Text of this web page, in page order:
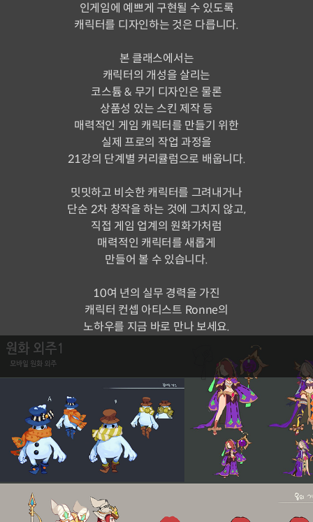
인게임에 예쁘게 구현될 수 있도록
캐릭터를 디자인하는 것은 다릅니다.
본 클래스에서는
캐릭터의 개성을 살리는
코스튬 & 무기 디자인은 물론
상품성 있는 스킨 제작 등
매력적인 게임 캐릭터를 만들기 위한
실제 프로의 작업 과정을
21강의 단계별 커리큘럼으로 배웁니다.
밋밋하고 비슷한 캐릭터를 그려내거나
단순 2차 창작을 하는 것에 그치지 않고,
직접 게임 업계의 원화가처럼
매력적인 캐릭터를 새롭게
만들어 볼 수 있습니다.
10여 년의 실무 경력을 가진
캐릭터 컨셉 아티스트 Ronne의
노하우를 지금 바로 만나 보세요.
본 클래스에서는
원화 시트를 제작하면서
캐주얼 캐릭터 디자인